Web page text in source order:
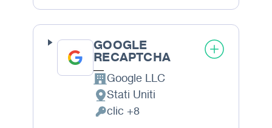
GOOGLE
RECAPTCHA
Azienda:
Google LLC
Luogo del trattamento:
Stati Uniti
Dati Personali trattati:
clic +8